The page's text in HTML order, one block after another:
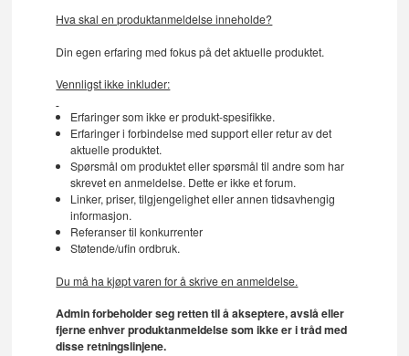
Hva skal en produktanmeldelse inneholde?
Din egen erfaring med fokus på det aktuelle produktet.
Vennligst ikke inkluder:
Erfaringer som ikke er produkt-spesifikke.
Erfaringer i forbindelse med support eller retur av det
aktuelle produktet.
Spørsmål om produktet eller spørsmål til andre som har
skrevet en anmeldelse. Dette er ikke et forum.
Linker, priser, tilgjengelighet eller annen tidsavhengig
informasjon.
Referanser til konkurrenter
Støtende/ufin ordbruk.
Du må ha kjøpt varen for å skrive en anmeldelse.
Admin forbeholder seg retten til å akseptere, avslå eller
fjerne enhver produktanmeldelse som ikke er i tråd med
disse retningslinjene.